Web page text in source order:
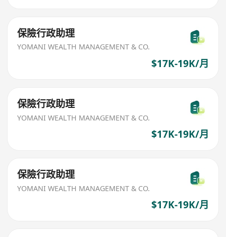
保險行政助理
YOMANI WEALTH MANAGEMENT & CO.
$17K-19K/月
保險行政助理
YOMANI WEALTH MANAGEMENT & CO.
$17K-19K/月
保險行政助理
YOMANI WEALTH MANAGEMENT & CO.
$17K-19K/月